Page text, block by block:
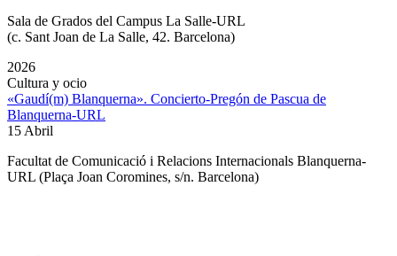
Sala de Grados del Campus La Salle-URL
(c. Sant Joan de La Salle, 42. Barcelona)
2026
Cultura y ocio
«Gaudí(m) Blanquerna». Concierto-Pregón de Pascua de
Blanquerna-URL
15 Abril
Facultat de Comunicació i Relacions Internacionals Blanquerna-
URL (Plaça Joan Coromines, s/n. Barcelona)